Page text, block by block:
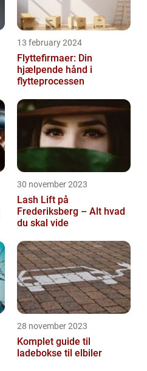
13 february 2024
Flyttefirmaer: Din
hjælpende hånd i
flytteprocessen
30 november 2023
Lash Lift på
Frederiksberg – Alt hvad
du skal vide
28 november 2023
Komplet guide til
ladebokse til elbiler